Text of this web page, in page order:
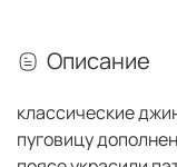
Описание
классические
пуговицу